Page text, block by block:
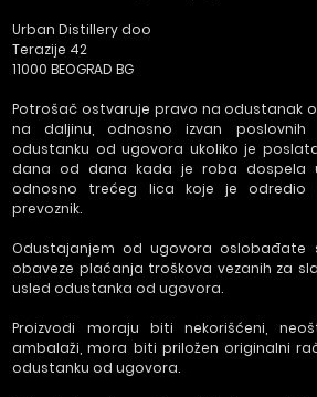
Urban Distillery doo
Terazije 42
11000 BEOGRAD BG
Potrošač ostvaruje pravo na odustanak
na daljinu, odnosno izvan
odustanku od ugovora ukoliko je
dana od dana kada je roba dospela
odnosno trećeg lica koje je
prevoznik.
Odustajanjem od ugovora oslobađate
obaveze plaćanja troškova vezanih za
usled odustanka od ugovora.
Proizvodi moraju biti nekorišćeni,
ambalaži, mora biti priložen originalni
odustanku od ugovora.